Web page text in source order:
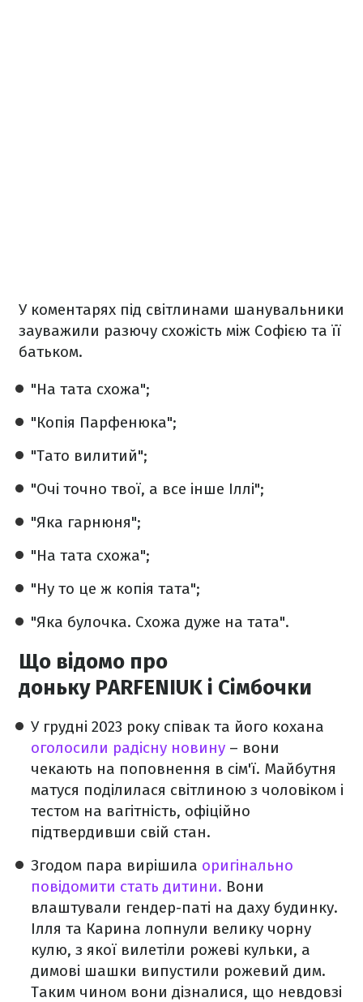
У коментарях під світлинами шанувальники
зауважили разючу схожість між Софією та її
батьком.
"На тата схожа";
"Копія Парфенюка";
"Тато вилитий";
"Очі точно твої, а все інше Іллі";
"Яка гарнюня";
"На тата схожа";
"Ну то це ж копія тата";
"Яка булочка. Схожа дуже на тата".
Що відомо про
доньку PARFENIUK і Сімбочки
У грудні 2023 року співак та його кохана
оголосили радісну новину – вони
чекають на поповнення в сім'ї. Майбутня
матуся поділилася світлиною з чоловіком і
тестом на вагітність, офіційно
підтвердивши свій стан.
Згодом пара вирішила оригінально
повідомити стать дитини. Вони
влаштували гендер-паті на даху будинку.
Ілля та Карина лопнули велику чорну
кулю, з якої вилетіли рожеві кульки, а
димові шашки випустили рожевий дим.
Таким чином вони дізналися, що невдовзі